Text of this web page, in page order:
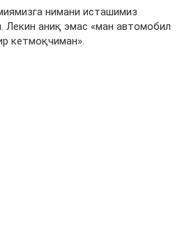
нимани исташимиз
Лекин аниқ эмас «ман автомобил
кетмоқчиман».